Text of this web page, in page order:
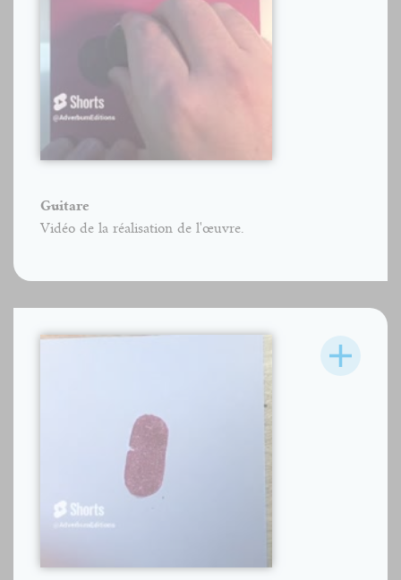
Guitare
Vidéo de la réalisation de l'œuvre.